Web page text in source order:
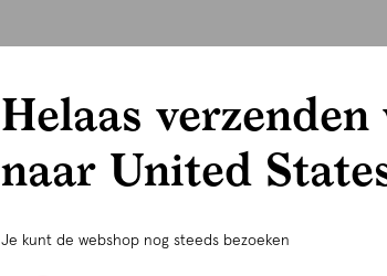
Helaas
naar United
Je kunt de webshop nog steeds bezoeken